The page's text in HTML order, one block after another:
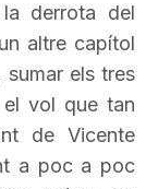
derrota del
altre capítol
sumar els tres
el vol que tan
de Vicente
a poc a poc